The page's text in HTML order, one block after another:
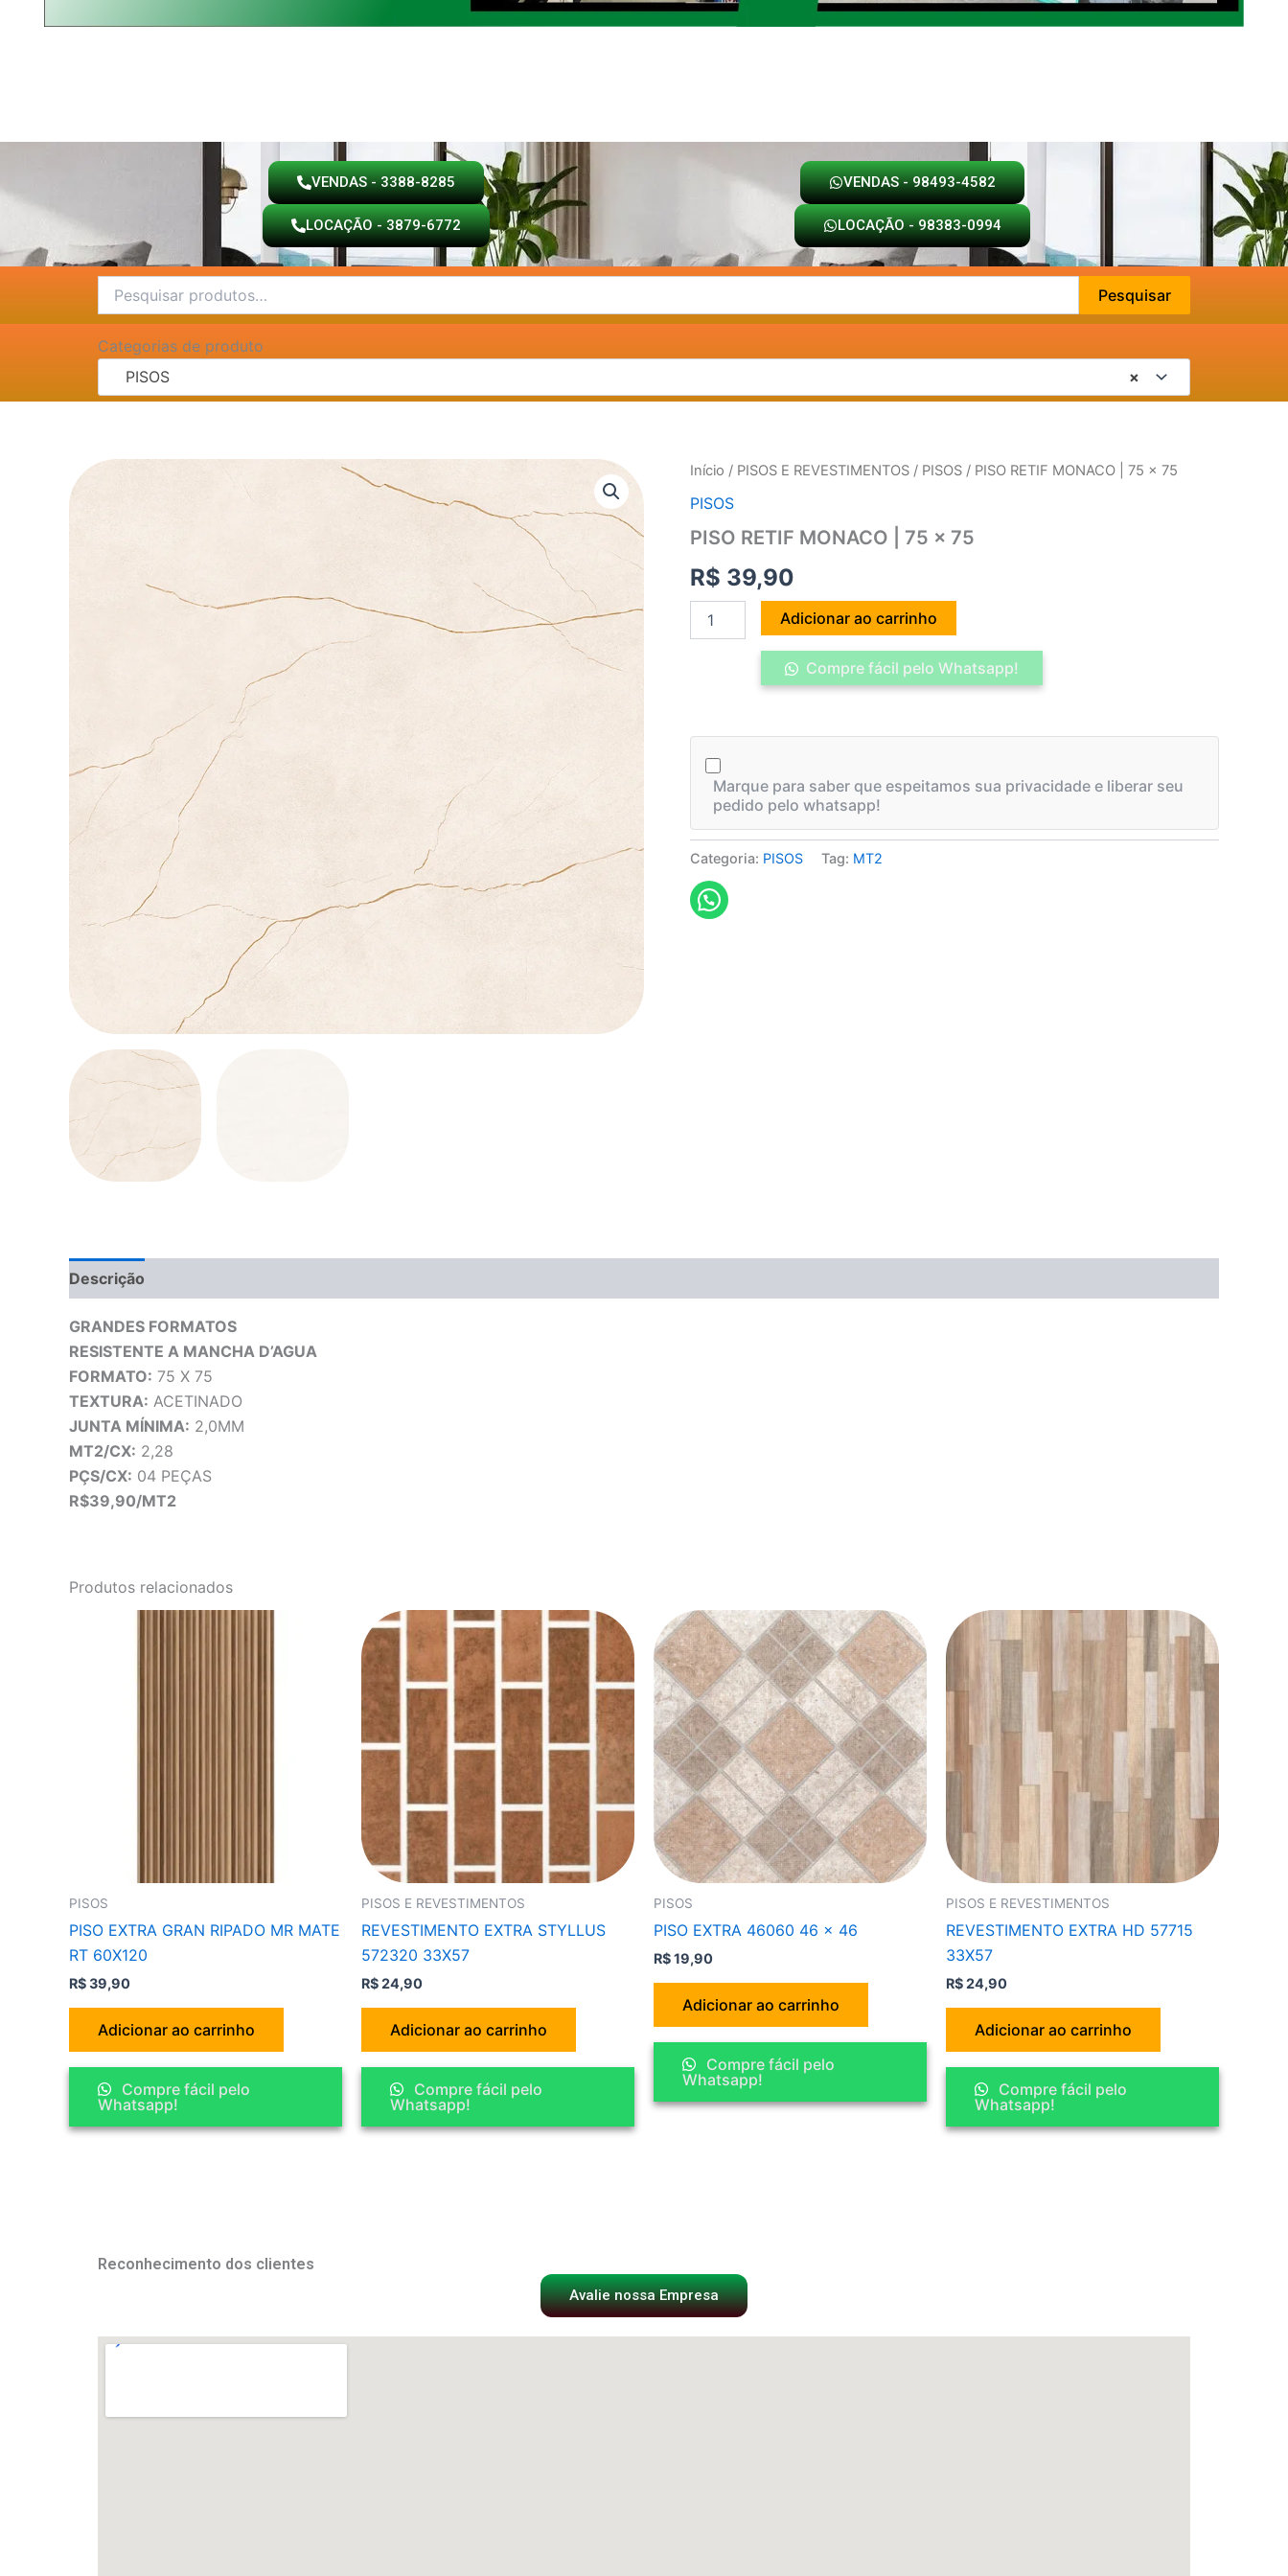
VENDAS - 3388-8285 VENDAS - 98493-4582
LOCAÇÃO - 3879-6772 LOCAÇÃO - 98383-0994
por:
Pesquisar
Categorias de produto
×
PISOS
Início / PISOS E REVESTIMENTOS / PISOS / PISO RETIF MONACO | 75 x 75
PISOS
PISO RETIF MONACO | 75 x 75
R$ 39,90
PISO
MONACO
75
75
quantidade
Adicionar ao carrinho
Compre fácil pelo Whatsapp!
Marque para saber que espeitamos sua privacidade e liberar seu
pedido pelo whatsapp!
Categoria: PISOS Tag: MT2
Descrição
GRANDES FORMATOS
RESISTENTE A MANCHA D’AGUA
FORMATO: 75 X 75
TEXTURA: ACETINADO
JUNTA MÍNIMA: 2,0MM
MT2/CX: 2,28
PÇS/CX: 04 PEÇAS
R$39,90/MT2
Produtos relacionados
PISOS
PISO EXTRA GRAN RIPADO MR MATE
RT 60X120
R$39,90
Adicionar ao carrinho
Compre fácil pelo
Whatsapp!
PISOS E REVESTIMENTOS
REVESTIMENTO EXTRA STYLLUS
572320 33X57
R$24,90
Adicionar ao carrinho
Compre fácil pelo
Whatsapp!
PISOS
PISO EXTRA 46060 46 x 46
R$19,90
Adicionar ao carrinho
Compre fácil pelo
Whatsapp!
PISOS E REVESTIMENTOS
REVESTIMENTO EXTRA HD 57715
33X57
R$24,90
Adicionar ao carrinho
Compre fácil pelo
Whatsapp!
Reconhecimento dos clientes
Avalie nossa Empresa